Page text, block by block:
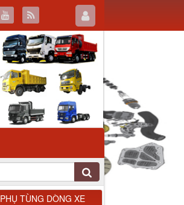
PHỤ TÙNG DÒNG XE